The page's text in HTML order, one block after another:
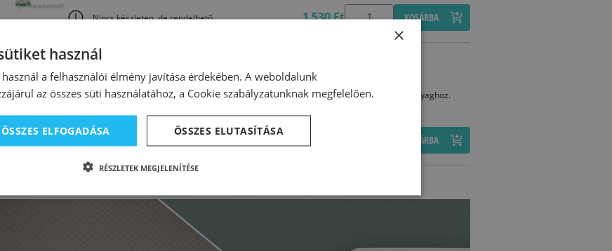
Nincs készleten, de rendelhető 1 530 Ft KOSÁRBA
99971
Neostik univerzális szilikon fehér 280 ml KIFUTÓ
Egy tartósan rugalmas acetát alapú tömítőanyag, amely kiváló tapadást biztosít számos anyaghoz.
KOSÁRBA
×
használ
a felhasználói élmény javítása érdekében. A weboldalunk
az összes süti használatához, a Cookie szabályzatunknak megfelelően.
ÖSSZES ELFOGADÁSA ÖSSZES ELUTASÍTÁSA
RÉSZLETEK MEGJELENÍTÉSE